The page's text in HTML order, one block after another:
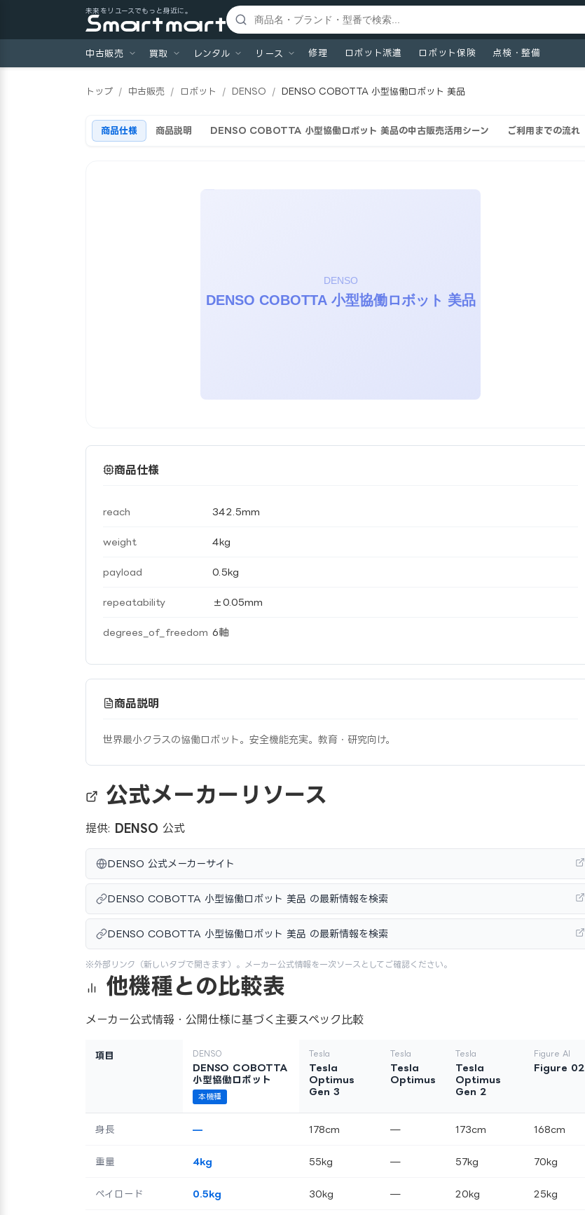
未来をリユースでもっと身近に。
中古販売 買取 レンタル リース 修理 ロボット派遣 ロボット保険 点検・整備
トップ / 中古販売 / ロボット / DENSO / DENSO COBOTTA 小型協働ロボット 美品
商品仕様 商品説明 DENSO COBOTTA 小型協働ロボット 美品の中古販売活用シーン ご利用までの流れ
商品仕様
reach 342.5mm
weight 4kg
payload 0.5kg
repeatability ±0.05mm
degrees_of_freedom 6軸
商品説明
世界最小クラスの協働ロボット。安全機能充実。教育・研究向け。
公式メーカーリソース
提供: DENSO 公式
DENSO 公式メーカーサイト
DENSO COBOTTA 小型協働ロボット 美品 の最新情報を検索
DENSO COBOTTA 小型協働ロボット 美品 の最新情報を検索
※外部リンク（新しいタブで開きます）。メーカー公式情報を一次ソースとしてご確認ください。
他機種との比較表
メーカー公式情報・公開仕様に基づく主要スペック比較
項目 DENSO
DENSO COBOTTA
小型協働ロボット
本機種
Tesla
Tesla
Optimus
Gen 3
Tesla
Tesla
Optimus
Tesla
Tesla
Optimus
Gen 2
Figure AI
Figure 02
身長 — 178cm — 173cm 168cm
重量 4kg 55kg — 57kg 70kg
ペイロード 0.5kg 30kg — 20kg 25kg